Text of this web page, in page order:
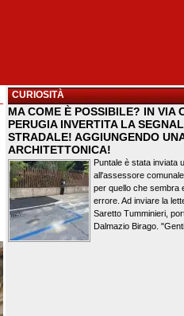
CURIOSITÀ
MA COME È POSSIBILE? IN VIA
PERUGIA INVERTITA LA
STRADALE! AGGIUNGENDO
ARCHITETTONICA!
Puntale è stata inviata
all'assessore
per quello che sembra
errore. Ad inviare la
Saretto Tumminieri,
Dalmazio Birago.